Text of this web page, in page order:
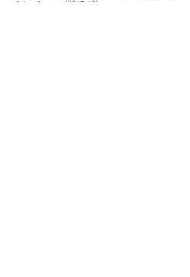
näringsämnen. (2017-10)